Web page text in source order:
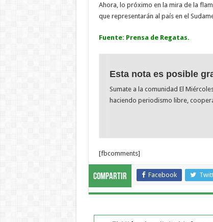
Ahora, lo próximo en la mira de la
que representarán al país en el
Fuente: Prensa de Regatas.
Esta nota es posible
Sumate a la comunidad El
haciendo periodismo libre,
[fbcomments]
Compartir Facebook